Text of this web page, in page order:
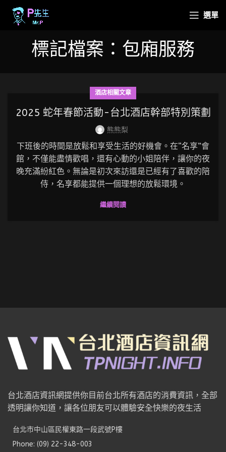
選單
標記檔案：包廂服務
酒店相關文章
2025 蛇年春節活動-台北酒店幹部特別策劃
熊熊梨
下班後的時間是放鬆和享受生活的好機會。在“名享”會
館，不僅能盡情歡唱，還有心動的小姐陪伴，讓你的夜
晚充滿紛紅色。無論是初次來訪還是已經有了喜歡的陪
侍，名享都能提供一個理想的放鬆環境。
繼續閱讀
台北酒店資訊網提供你目前台北所有酒店的消費資訊，全部
透明讓你知道，讓各位朋友可以體驗安全快樂的夜生活
台北市中山區民權東路一段武號P樓
Phone: (09) 22-348-003